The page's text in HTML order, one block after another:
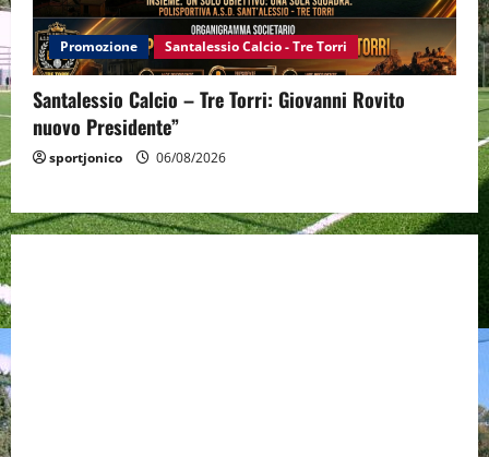
Promozione Santalessio Calcio - Tre Torri
Santalessio Calcio – Tre Torri: Giovanni Rovito
nuovo Presidente”
sportjonico 06/08/2026